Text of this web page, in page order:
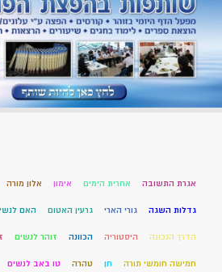
אגרת התשובה אחרית הימים אימון אלון מורה
גדלות השגה גורי הארי גרעין האטום האם
הדרך הנכונה היסטוריה הכוונה זוהר לנשים
חמישה חומשי תורה חן טהרה טו באב לנשים